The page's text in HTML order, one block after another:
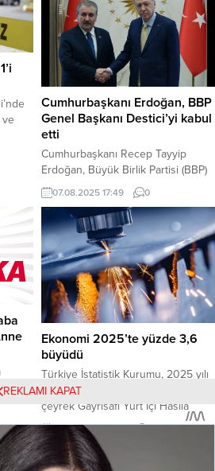
öne sürerek Meta şirketine dava
açtı. Avukat, bu durumun kendisine
11 bin dolarlık maddi zarara yol
açtığını iddia etti. Haber Merkezi –
ABD’nin Indiana eyaletinde iflas
davaları...
ve
Cumhurbaşkanı Erdoğan, BBP
Genel Başkanı Destici’yi kabul
etti
Cumhurbaşkanı Recep Tayyip
Erdoğan, Büyük Birlik Partisi (BBP)
Genel Başkanı Mustafa Destici’yi
Cumhurbaşkanlığı Külliyesi’nde
kabul etti. Haber Merkezi –
Cumhurbaşkanlığı Külliyesi’ndeki
kabul, basına kapalı gerçekleştirildi.
Ulusal Gündem sitesinden daha
fazla şey keşfedin Subscribe to get
the latest posts sent to your email.
E-postanızı yazın… Abone ol
07.08.2025 17:49 0
Ekonomi 2025’te yüzde 3,6
büyüdü
Türkiye İstatistik Kurumu, 2025 yılı
Ekim–Aralık dönemine ilişkin IV.
çeyrek Gayrisafi Yurt İçi Hasıla
(GSYH) verilerini yayımladı. Buna
göre ekonomi, 2025 genelinde
yüzde 3,6 büyürken, yılın son
02.03.2026 15:58 0
REKLAMI KAPAT